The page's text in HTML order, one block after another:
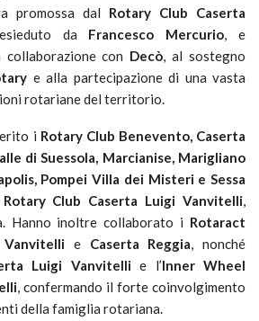
promossa dal Rotary Club Caserta
da Francesco Mercurio , e
con Decò , al sostegno
e alla partecipazione di una vasta
rotariane del territorio.
i Rotary Club Benevento, Caserta
di Suessola, Marcianise, Marigliano
Pompei Villa dei Misteri e Sessa
Rotary Club Caserta Luigi Vanvitelli
Hanno inoltre collaborato i Rotaract
e Caserta Reggia , nonché
Luigi Vanvitellie l’Inner Wheel
, confermando il forte coinvolgimento
della famiglia rotariana.